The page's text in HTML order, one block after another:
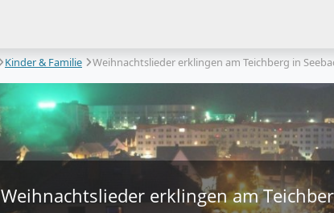
Kinder & Familie Weihnachtslieder erklingen am Teichberg in
Weihnachtslieder erklingen am